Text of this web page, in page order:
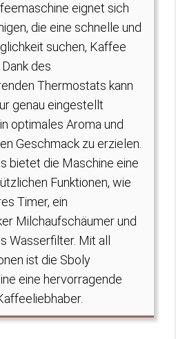
eignet sich
die eine schnelle und
suchen, Kaffee
des
Thermostats kann
genau eingestellt
optimales Aroma und
Geschmack zu erzielen.
bietet die Maschine eine
Funktionen, wie
Timer, ein
Milchaufschäumer und
Wasserfilter. Mit all
ist die Sboly
eine hervorragende